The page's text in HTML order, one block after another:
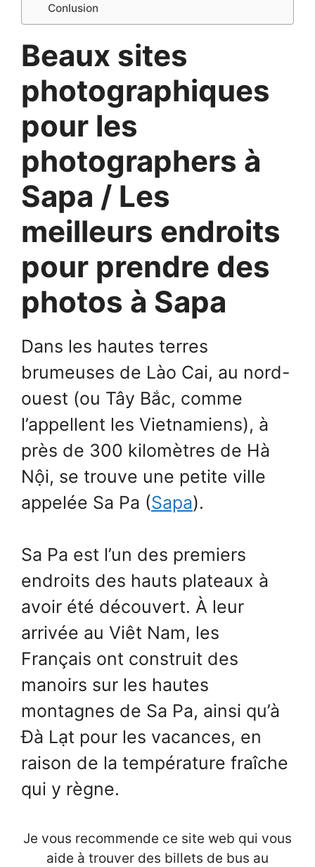
Conlusion
Beaux sites
photographiques
pour les
photographers à
Sapa / Les
meilleurs endroits
pour prendre des
photos à Sapa
Dans les hautes terres
brumeuses de Lào Cai, au nord-
ouest (ou Tây Bắc, comme
l’appellent les Vietnamiens), à
près de 300 kilomètres de Hà
Nội, se trouve une petite ville
appelée Sa Pa (Sapa).
Sa Pa est l’un des premiers
endroits des hauts plateaux à
avoir été découvert. À leur
arrivée au Viêt Nam, les
Français ont construit des
manoirs sur les hautes
montagnes de Sa Pa, ainsi qu’à
Đà Lạt pour les vacances, en
raison de la température fraîche
qui y règne.
Je vous recommende ce site web qui vous
aide à trouver des billets de bus au